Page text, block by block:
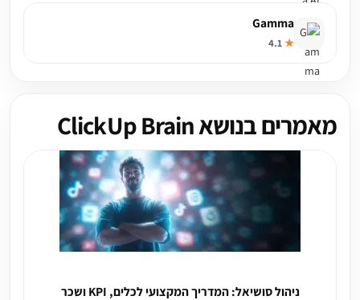
Gamma
★
מאמרים בנושא ClickUp Brain
ניהול סושיאל: המדריך המקצועי לכלים, KPI ושכר